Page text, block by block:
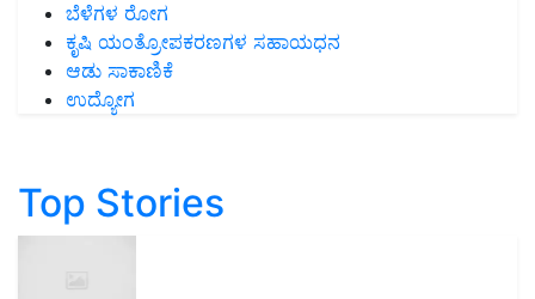
ಬೆಳೆಗಳ ರೋಗ
ಕೃಷಿ ಯಂತ್ರೋಪಕರಣಗಳ ಸಹಾಯಧನ
ಆಡು ಸಾಕಾಣಿಕೆ
ಉದ್ಯೋಗ
Top Stories